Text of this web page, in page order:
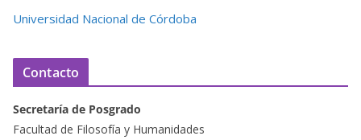
Universidad Nacional de Córdoba
Contacto
Secretaría de Posgrado
Facultad de Filosofía y Humanidades